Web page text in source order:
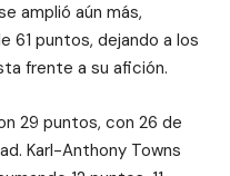
amplió aún más,
61 puntos, dejando a los
frente a su afición.
29 puntos, con 26 de
Karl-Anthony Towns